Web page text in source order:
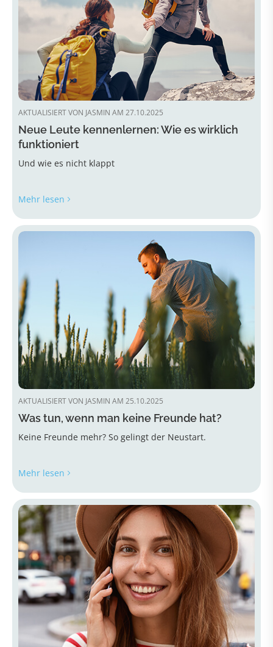
AKTUALISIERT VON JASMIN AM 27.10.2025
Neue Leute kennenlernen: Wie es wirklich
funktioniert
Und wie es nicht klappt
Mehr lesen
AKTUALISIERT VON JASMIN AM 25.10.2025
Was tun, wenn man keine Freunde hat?
Keine Freunde mehr? So gelingt der Neustart.
Mehr lesen